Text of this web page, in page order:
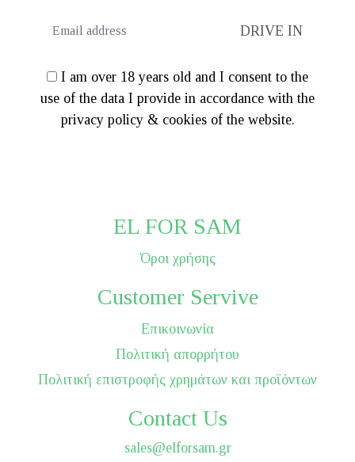
I am over 18 years old and I consent to the
use of the data I provide in accordance with the
privacy policy & cookies of the website.
EL FOR SAM
Όροι χρήσης
Customer Servive
Επικοινωνία
Πολιτική απορρήτου
Πολιτική επιστροφής χρημάτων και προϊόντων
Contact Us
sales@elforsam.gr